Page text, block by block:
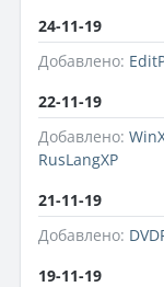
24-11-19
Добавлено:
22-11-19
Добавлено:
RusLangXP
21-11-19
Добавлено:
19-11-19